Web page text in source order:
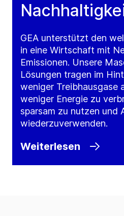
GEA unterstützt den
in eine Wirtschaft mit
Emissionen. Unsere
Lösungen tragen im
weniger Treibhausgase
weniger Energie zu
sparsam zu nutzen und
wiederzuverwenden.
Weiterlesen